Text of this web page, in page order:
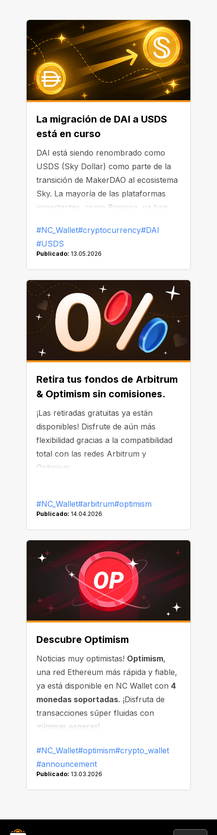
La migración de DAI a USDS
está en curso
DAI está siendo renombrado como
USDS (Sky Dollar) como parte de la
transición de MakerDAO al ecosistema
Sky. La mayoría de las plataformas
importantes, como Binance, ya han
DAI de sus listados.
#NC_Wallet#cryptocurrency#DAI
#USDS
Publicado: 13.05.2026
Retira tus fondos de Arbitrum
& Optimism sin comisiones.
¡Las retiradas gratuitas ya están
disponibles! Disfrute de aún más
flexibilidad gracias a la compatibilidad
total con las redes Arbitrum y
Optimism.
#NC_Wallet#arbitrum#optimism
Publicado: 14.04.2026
Descubre Optimism
Noticias muy optimistas! Optimism,
una red Ethereum más rápida y fiable,
ya está disponible en NC Wallet con 4
monedas soportadas. ¡Disfruta de
transacciones súper fluidas con
mínimas esperas!
#NC_Wallet#optimism#crypto_wallet
#announcement
Publicado: 13.03.2026